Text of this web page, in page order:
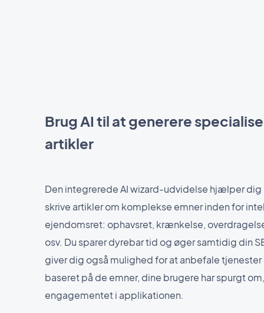
Brug AI til at generere
artikler
Den integrerede AI wizard-udvidelse hjælper
skrive artikler om komplekse emner inden for
ejendomsret: ophavsret, krænkelse,
osv. Du sparer dyrebar tid og øger samtidig din
giver dig også mulighed for at anbefale tjenester
baseret på de emner, dine brugere har spurgt
engagementet i applikationen.